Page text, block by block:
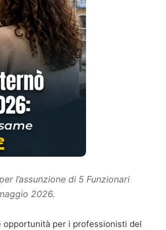
l’assunzione di 5 Funzionari
2026.
opportunità per i professionisti del